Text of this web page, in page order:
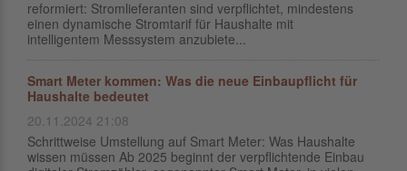
reformiert: Stromlieferanten sind verpflichtet, mindestens
einen dynamische Stromtarif für Haushalte mit
intelligentem Messsystem anzubiete...
Smart Meter kommen: Was die neue Einbaupflicht für
Haushalte bedeutet
20.11.2024 21:08
Schrittweise Umstellung auf Smart Meter: Was Haushalte
wissen müssen Ab 2025 beginnt der verpflichtende Einbau